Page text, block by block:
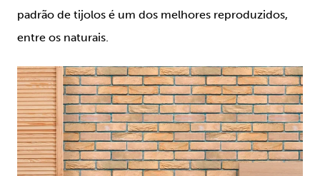
padrão de tijolos é um dos melhores reproduzidos,
entre os naturais.